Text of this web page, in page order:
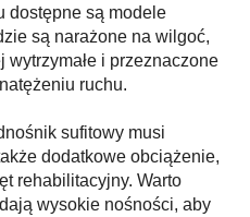
dostępne są modele
są narażone na wilgoć,
i przeznaczone
ruchu.
sufitowy musi
dodatkowe obciążenie,
rehabilitacyjny. Warto
wysokie nośności, aby